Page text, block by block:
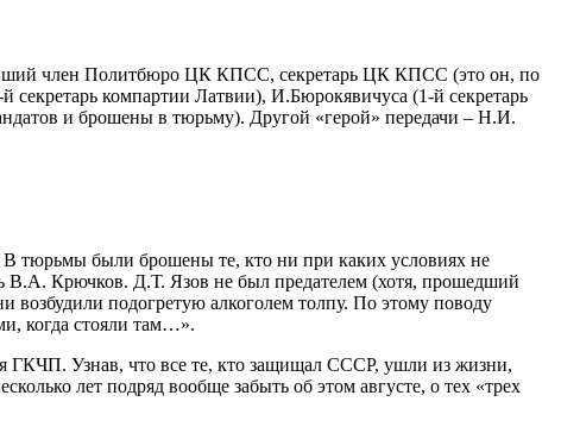
член Политбюро ЦК КПСС, секретарь ЦК КПСС (это он, по
компартии Латвии), И.Бюрокявичуса (1-й секретарь
и брошены в тюрьму). Другой «герой» передачи – Н.И.
тюрьмы были брошены те, кто ни при каких условиях не
В.А. Крючков. Д.Т. Язов не был предателем (хотя, прошедший
возбудили подогретую алкоголем толпу. По этому поводу
когда стояли там…».
ГКЧП. Узнав, что все те, кто защищал СССР, ушли из жизни,
лет подряд вообще забыть об этом августе, о тех «трех